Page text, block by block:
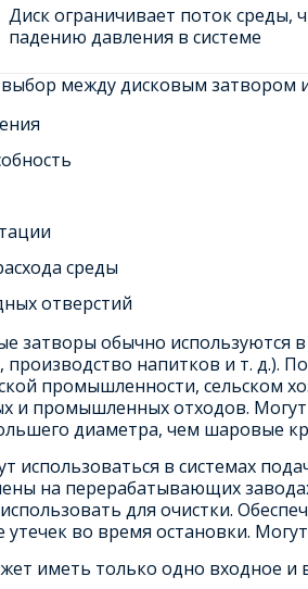
Диск ограничивает поток среды,
падению давления в системе
между дисковым
среды
отверстий
затворы обычно используются
производство напитков и т. д.).
промышленности, сельском
и промышленных отходов.
диаметра, чем шаровые
в системах
на перерабатывающих
для очистки.
утечек во время остановки.
иметь только одно входное